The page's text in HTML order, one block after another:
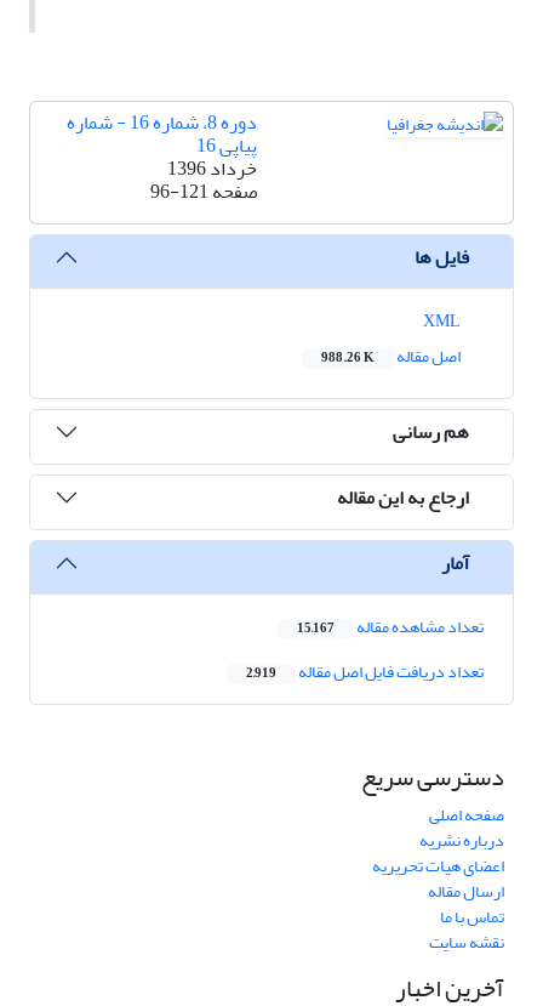
دوره 8، شماره 16 - شماره
پیاپی 16
خرداد 1396
صفحه96-121
فایل ها
اصل مقاله
988.26 K
هم رسانی
ارجاع به این مقاله
آمار
تعداد مشاهده مقاله 15,167
تعداد دریافت فایل اصل مقاله 2,919
دسترسی سریع
صفحه اصلی
درباره نشریه
اعضای هیات تحریریه
ارسال مقاله
تماس با ما
نقشه سایت
آخرین اخبار